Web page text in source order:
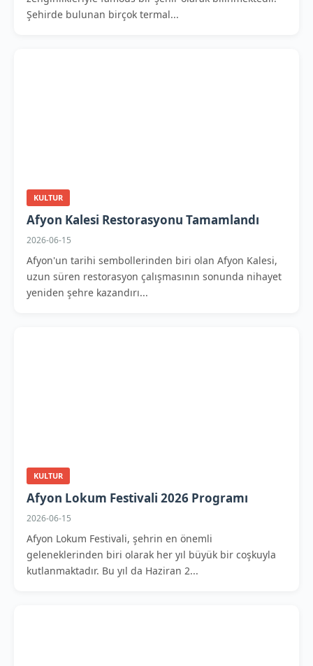
Şehirde bulunan birçok termal...
KULTUR
Afyon Kalesi Restorasyonu Tamamlandı
2026-06-15
Afyon'un tarihi sembollerinden biri olan Afyon Kalesi,
uzun süren restorasyon çalışmasının sonunda nihayet
yeniden şehre kazandırı...
KULTUR
Afyon Lokum Festivali 2026 Programı
2026-06-15
Afyon Lokum Festivali, şehrin en önemli
geleneklerinden biri olarak her yıl büyük bir coşkuyla
kutlanmaktadır. Bu yıl da Haziran 2...